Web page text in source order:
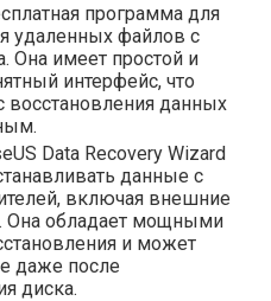
программа для
удаленных файлов с
Она имеет простой и
интерфейс, что
восстановления данных
Data Recovery Wizard
данные с
включая внешние
Она обладает мощными
и может
даже после
диска.